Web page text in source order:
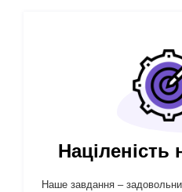
Націленість
Наше завдання –